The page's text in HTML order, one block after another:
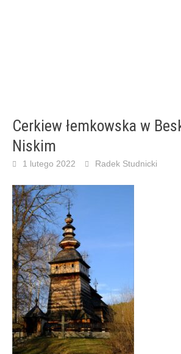
Cerkiew łemkowska w
Niskim
1 lutego 2022 Radek Studnicki